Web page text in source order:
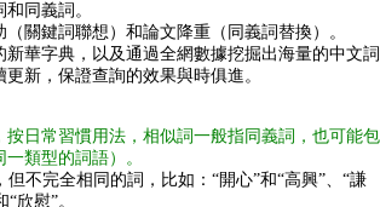
同義詞。
關鍵詞聯想）和論文降重（同義詞替換）。
華字典，以及通過全網數據挖掘出海量的中文詞
新，保證查詢的效果與時俱進。
按日常習慣用法，相似詞一般指同義詞，也可能包
類型的詞語）。
不完全相同的詞，比如：“開心”和“高興”、“謙
欣慰”。